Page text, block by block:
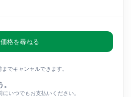
価格を尋ねる
でキャンセルできます。
いつでもお支払いください。